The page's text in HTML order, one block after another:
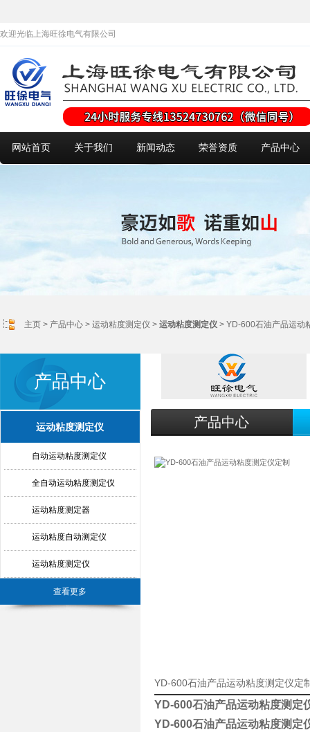
欢迎光临上海旺徐电气有限公司
网站首页 关于我们 新闻动态 荣誉资质 产品中心
主页 > 产品中心 > 运动粘度测定仪 > 运动粘度测定仪 > YD-600石油产品运动
产品中心
运动粘度测定仪
自动运动粘度测定仪
全自动运动粘度测定仪
运动粘度测定器
运动粘度自动测定仪
运动粘度测定仪
查看更多
产品中心
YD-600石油产品运动粘度测定仪定
YD-600石油产品运动粘度测定
YD-600石油产品运动粘度测定